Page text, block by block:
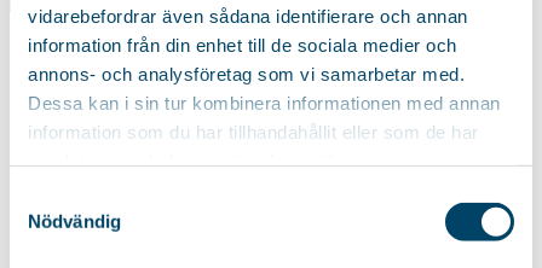
vidarebefordrar även sådana identifierare och annan
information från din enhet till de sociala medier och
annons- och analysföretag som vi samarbetar med.
Dessa kan i sin tur kombinera informationen med annan
information som du har tillhandahållit eller som de har
Nödvändig
Mått & Fakta